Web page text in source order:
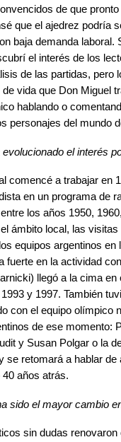
de que
que el ajedrez podría
baja demanda
el interés de los
de las partidas,
vida que Don Miguel
hablando o
personajes del mundo
el interés
comencé a trabajar en
en un programa de
los años 1950,
ámbito local, las
equipos argentinos
fuerte en la actividad
llegó a la cima
y 1997. También
con el equipo olímpico
de ese momento:
y Susan Polgar o la
se retomará a hablar
años atrás.
sido el mayor cambio
sin dudas